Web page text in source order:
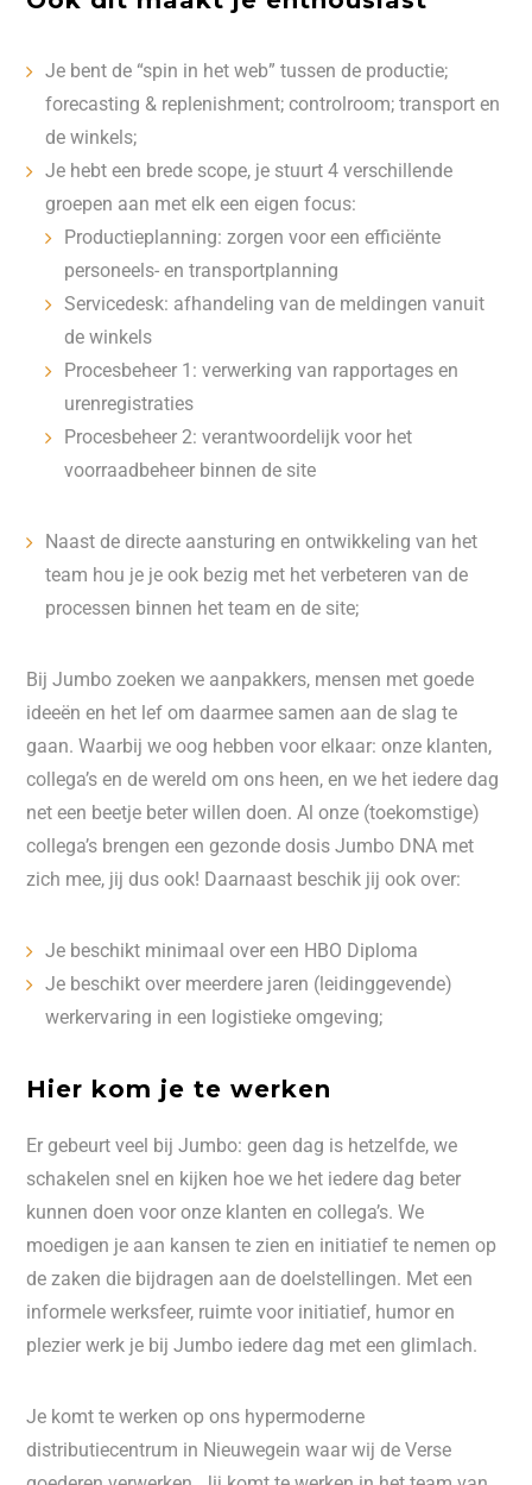
Je bent de “spin in het web” tussen de productie;
forecasting & replenishment; controlroom; transport en
de winkels;
Je hebt een brede scope, je stuurt 4 verschillende
groepen aan met elk een eigen focus:
Productieplanning: zorgen voor een efficiënte
personeels- en transportplanning
Servicedesk: afhandeling van de meldingen vanuit
de winkels
Procesbeheer 1: verwerking van rapportages en
urenregistraties
Procesbeheer 2: verantwoordelijk voor het
voorraadbeheer binnen de site
Naast de directe aansturing en ontwikkeling van het
team hou je je ook bezig met het verbeteren van de
processen binnen het team en de site;
Bij Jumbo zoeken we aanpakkers, mensen met goede
ideeën en het lef om daarmee samen aan de slag te
gaan. Waarbij we oog hebben voor elkaar: onze klanten,
collega’s en de wereld om ons heen, en we het iedere dag
net een beetje beter willen doen. Al onze (toekomstige)
collega’s brengen een gezonde dosis Jumbo DNA met
zich mee, jij dus ook! Daarnaast beschik jij ook over:
Je beschikt minimaal over een HBO Diploma
Je beschikt over meerdere jaren (leidinggevende)
werkervaring in een logistieke omgeving;
Hier kom je te werken
Er gebeurt veel bij Jumbo: geen dag is hetzelfde, we
schakelen snel en kijken hoe we het iedere dag beter
kunnen doen voor onze klanten en collega’s. We
moedigen je aan kansen te zien en initiatief te nemen op
de zaken die bijdragen aan de doelstellingen. Met een
informele werksfeer, ruimte voor initiatief, humor en
plezier werk je bij Jumbo iedere dag met een glimlach.
Je komt te werken op ons hypermoderne
distributiecentrum in Nieuwegein waar wij de Verse